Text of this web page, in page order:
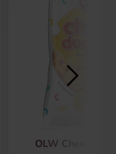
OLW Cheez